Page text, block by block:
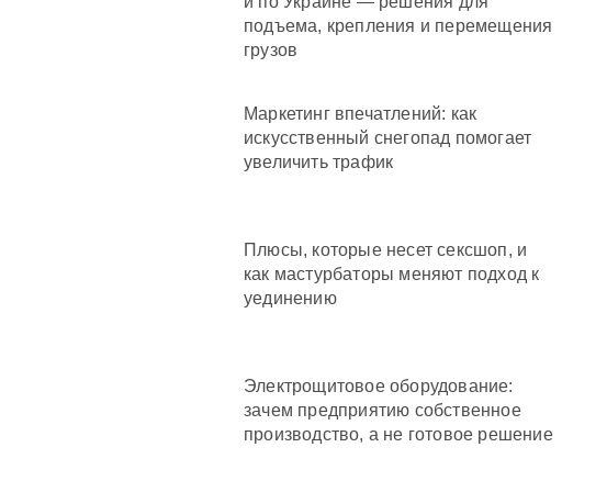
подъема, крепления и перемещения
грузов
Маркетинг впечатлений: как
искусственный снегопад помогает
увеличить трафик
Плюсы, которые несет сексшоп, и
как мастурбаторы меняют подход к
уединению
Электрощитовое оборудование:
зачем предприятию собственное
производство, а не готовое решение